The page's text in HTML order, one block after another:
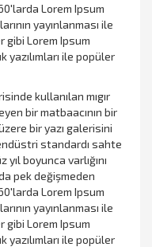
Lorem Ipsum
yayınlanması ile
gibi Lorem Ipsum
yazılımları ile popüler
kullanılan mıgır
bir matbaacının bir
bir yazı galerisini
standardı sahte
boyunca varlığını
pek değişmeden
Lorem Ipsum
yayınlanması ile
gibi Lorem Ipsum
yazılımları ile popüler